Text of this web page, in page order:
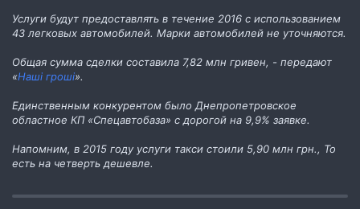
Услуги будут предоставлять в течение 2016 с использованием
43 легковых автомобилей. Марки автомобилей не уточняются.
Общая сумма сделки составила 7,82 млн гривен, - передают
«Наші гроші».
Единственным конкурентом было Днепропетровское
областное КП «Спецавтобаза» с дорогой на 9,9% заявке.
Напомним, в 2015 году услуги такси стоили 5,90 млн грн., То
есть на четверть дешевле.